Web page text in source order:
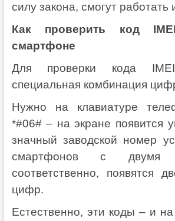
силу закона, смогут работать
Как проверить код
смартфоне
Для проверки кода IMEI
специальная комбинация
Нужно на клавиатуре
*#06# – на экране появится
значный заводской номер
смартфонов с двумя
соответственно, появятся
цифр.
Естественно, эти коды – и